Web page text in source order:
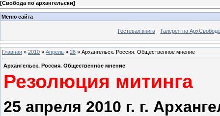
[Свобода по архангельски]
Меню сайта
Гостевая книга Галерея на АрхСвободе
Главная » 2010 » Апрель » 26 » Архангельск. Россия. Общественное мнение
Архангельск. Россия. Общественное мнение
Резолюция митинга
25 апреля 2010 г. г.